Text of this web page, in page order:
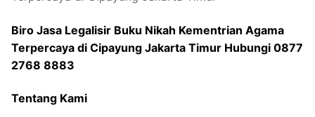
Biro Jasa Legalisir Buku Nikah Kementrian Agama
Terpercaya di Cipayung Jakarta Timur Hubungi 0877
2768 8883
Tentang Kami